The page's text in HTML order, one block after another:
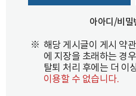
아아디/비밀
※ 해당 게시글이 게시 약
에 지장을 초래하는 경
탈퇴 처리 후에는 더 이
이용할 수 없습니다.